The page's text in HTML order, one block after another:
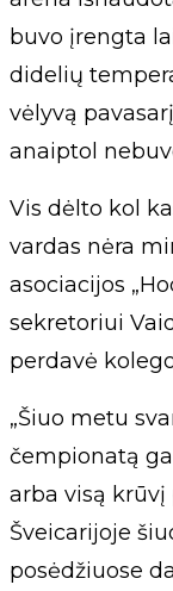
buvo įrengta
didelių
vėlyvą
anaiptol
Vis dėlto kol
vardas nėra
asociacijos
sekretoriui
perdavė
„Šiuo metu
čempionatą
arba visą
Šveicarijoje
posėdžiuose